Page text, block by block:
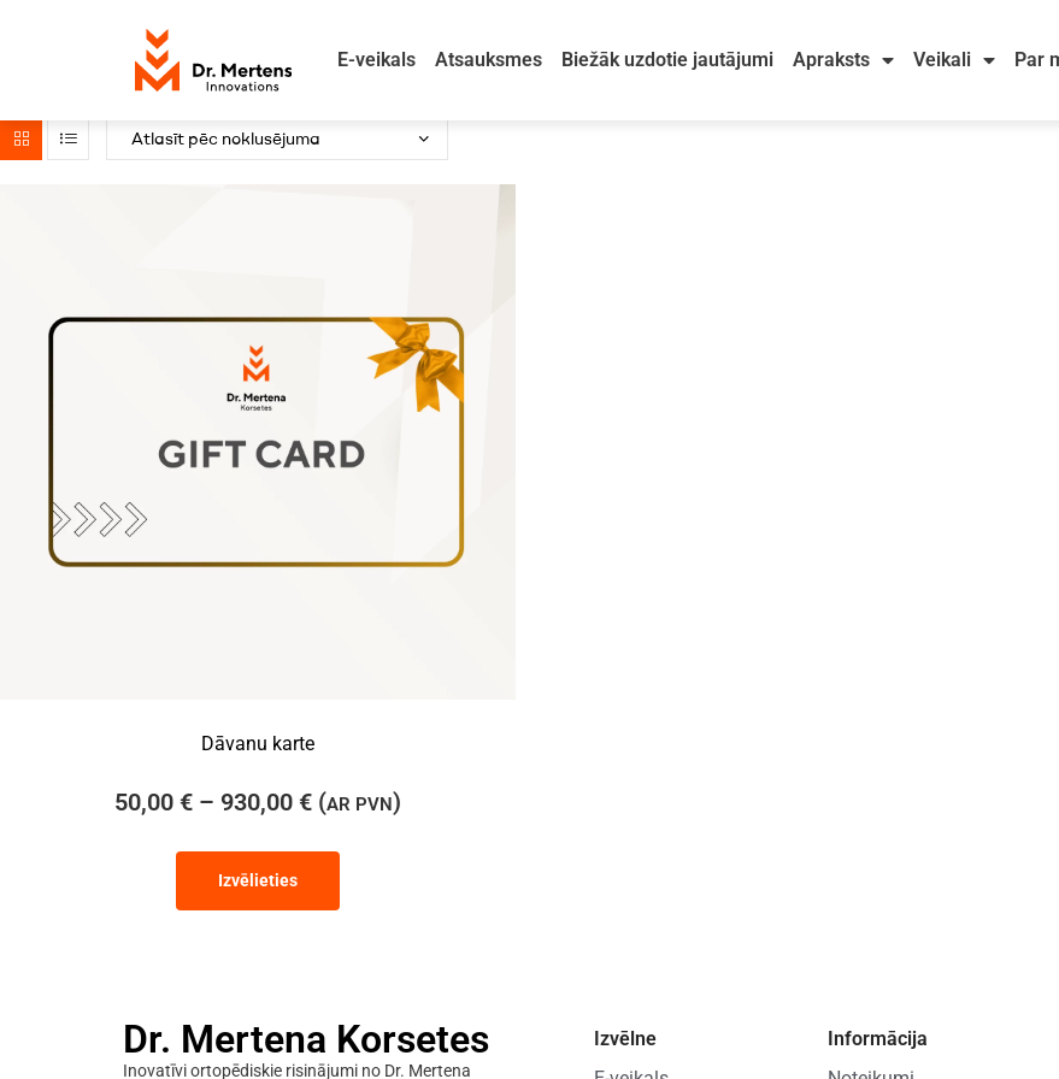
E-veikals Atsauksmes Biežāk uzdotie jautājumi Apraksts Veikali Par
Dāvanu karte
50,00 € – 930,00 € (AR PVN)
Izvēlieties
Dr. Mertena Korsetes
Inovatīvi ortopēdiskie risinājumi no Dr. Mertena
Izvēlne
Informācija